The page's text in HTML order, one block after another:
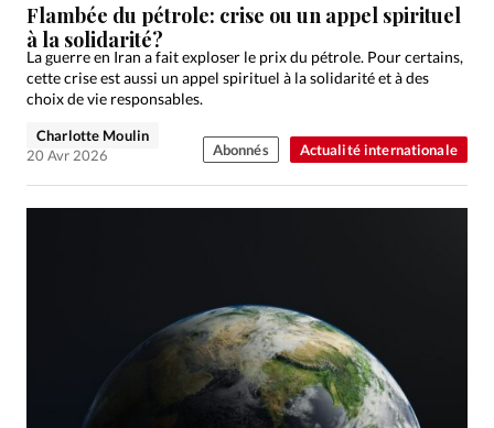
Actualité internationale
Flambée du pétrole: crise ou un appel spirituel
à la solidarité?
La guerre en Iran a fait exploser le prix du pétrole. Pour certains,
cette crise est aussi un appel spirituel à la solidarité et à des
choix de vie responsables.
Charlotte Moulin
20 Avr 2026
Abonnés